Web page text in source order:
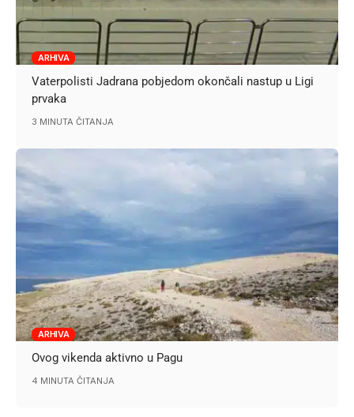
ARHIVA
Vaterpolisti Jadrana pobjedom okončali nastup u Ligi
prvaka
3 MINUTA ČITANJA
ARHIVA
Ovog vikenda aktivno u Pagu
4 MINUTA ČITANJA